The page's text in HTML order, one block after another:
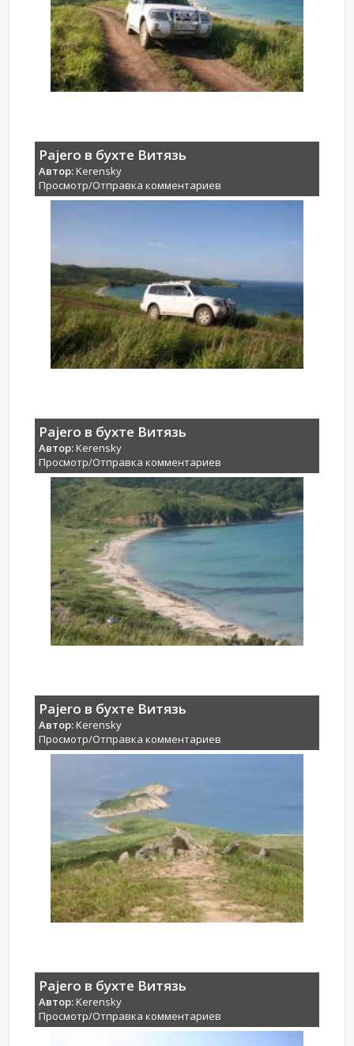
Pajero в бухте Витязь
Автор:Kerensky
Просмотр/Отправка комментариев
Pajero в бухте Витязь
Автор:Kerensky
Просмотр/Отправка комментариев
Pajero в бухте Витязь
Автор:Kerensky
Просмотр/Отправка комментариев
Pajero в бухте Витязь
Автор:Kerensky
Просмотр/Отправка комментариев